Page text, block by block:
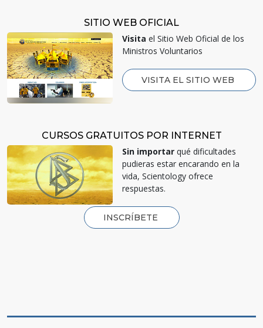
SITIO WEB OFICIAL
Visita el Sitio Web Oficial de los
Ministros Voluntarios
VISITA EL SITIO WEB
CURSOS GRATUITOS POR INTERNET
Sin importar qué dificultades
pudieras estar encarando en la
vida, Scientology ofrece
respuestas.
INSCRÍBETE